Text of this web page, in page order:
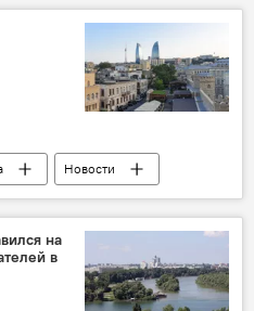
Новости
на
в